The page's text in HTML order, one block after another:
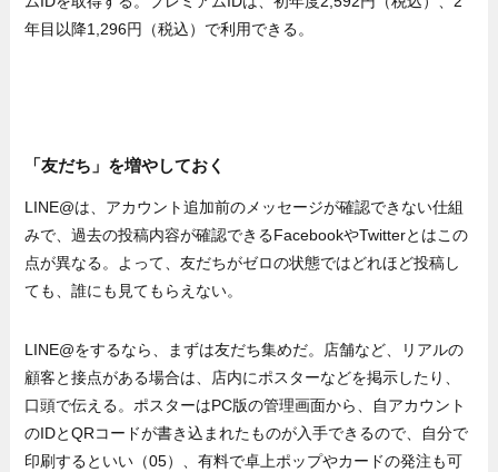
年目以降1,296円（税込）で利用できる。
「友だち」を増やしておく
LINE@は、アカウント追加前のメッセージが確認できない仕組
みで、過去の投稿内容が確認できるFacebookやTwitterとはこの
点が異なる。よって、友だちがゼロの状態ではどれほど投稿し
ても、誰にも見てもらえない。
LINE@をするなら、まずは友だち集めだ。店舗など、リアルの
顧客と接点がある場合は、店内にポスターなどを掲示したり、
口頭で伝える。ポスターはPC版の管理画面から、自アカウント
のIDとQRコードが書き込まれたものが入手できるので、自分で
印刷するといい（05）、有料で卓上ポップやカードの発注も可